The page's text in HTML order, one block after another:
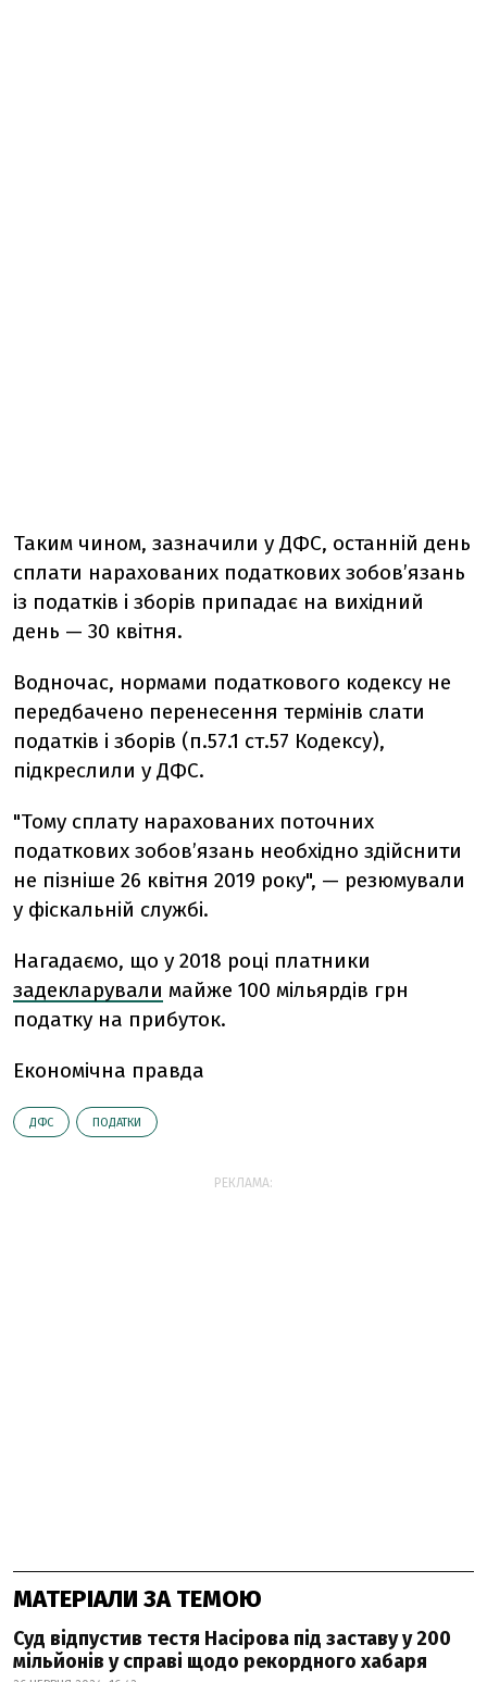
Таким чином, зазначили у ДФС, останній день
сплати нарахованих податкових зобов’язань
із податків і зборів припадає на вихідний
день — 30 квітня.
Водночас, нормами податкового кодексу не
передбачено перенесення термінів слати
податків і зборів (п.57.1 ст.57 Кодексу),
підкреслили у ДФС.
"Тому сплату нарахованих поточних
податкових зобов’язань необхідно здійснити
не пізніше 26 квітня 2019 року", — резюмували
у фіскальній службі.
Нагадаємо, що у 2018 році платники
задекларували майже 100 мільярдів грн
податку на прибуток.
Економічна правда
ДФС ПОДАТКИ
РЕКЛАМА:
МАТЕРІАЛИ ЗА ТЕМОЮ
Суд відпустив тестя Насірова під заставу у 200
мільйонів у справі щодо рекордного хабаря